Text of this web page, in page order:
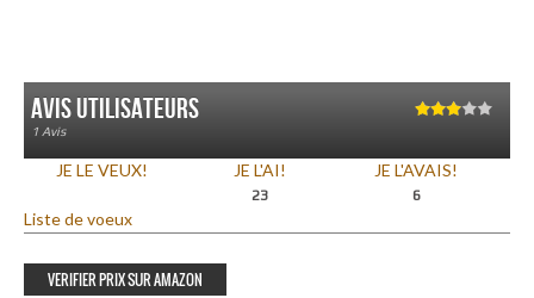
Avis utilisateurs
1 Avis
JE LE VEUX! JE L'AI!
23
JE L'AVAIS!
6
Liste de voeux
VERIFIER PRIX SUR AMAZON